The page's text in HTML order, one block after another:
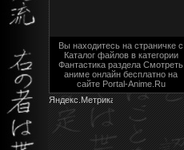
Вы находитесь на страничке с
Каталог файлов в категории
Фантастика раздела Cмотреть
аниме онлайн бесплатно на
сайте Portal-Anime.Ru